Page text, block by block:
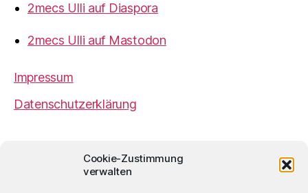
Cookie-Zustimmung
verwalten
2mecs Ulli auf Diaspora
2mecs Ulli auf Mastodon
Impressum
Datenschutzerklärung
Ulrich Würdemannist sofern nicht
anders angegeben lizenziert unter einer
Creative